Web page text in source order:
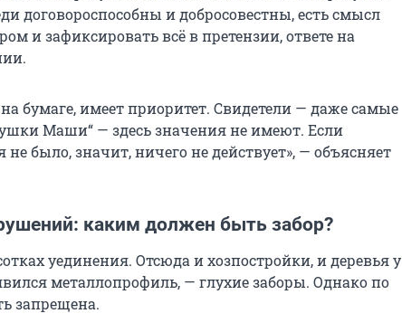
договороспособны и добросовестны, есть смысл
и зафиксировать всё в претензии, ответе на
бумаге, имеет приоритет. Свидетели — даже самые
Маши“ — здесь значения не имеют. Если
было, значит, ничего не действует», — объясняет
каким должен быть забор?
уединения. Отсюда и хозпостройки, и деревья у
металлопрофиль, — глухие заборы. Однако по
запрещена.